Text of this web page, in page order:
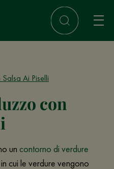
Ai Piselli
con
un contorno di verdure
cui le verdure vengono